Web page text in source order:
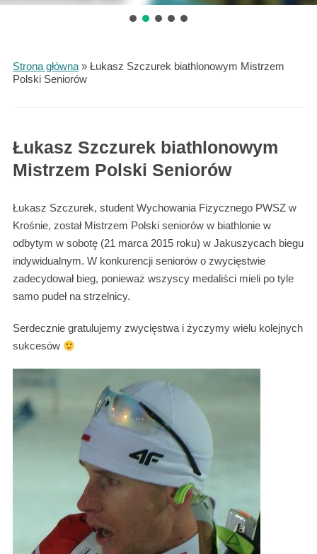
Strona główna» Łukasz Szczurek biathlonowym Mistrzem
Polski Seniorów
Łukasz Szczurek biathlonowym
Mistrzem Polski Seniorów
Łukasz Szczurek, student Wychowania Fizycznego PWSZ w
Krośnie, został Mistrzem Polski seniorów w biathlonie w
odbytym w sobotę (21 marca 2015 roku) w Jakuszycach biegu
indywidualnym. W konkurencji seniorów o zwycięstwie
zadecydował bieg, ponieważ wszyscy medaliści mieli po tyle
samo pudeł na strzelnicy.
Serdecznie gratulujemy zwycięstwa i życzymy wielu kolejnych
sukcesów